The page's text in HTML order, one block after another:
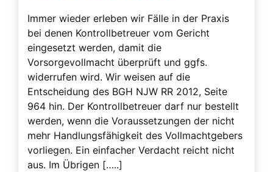
Immer wieder erleben wir Fälle in der Praxis
bei denen Kontrollbetreuer vom Gericht
eingesetzt werden, damit die
Vorsorgevollmacht überprüft und ggfs.
widerrufen wird. Wir weisen auf die
Entscheidung des BGH NJW RR 2012, Seite
964 hin. Der Kontrollbetreuer darf nur bestellt
werden, wenn die Voraussetzungen der nicht
mehr Handlungsfähigkeit des Vollmachtgebers
vorliegen. Ein einfacher Verdacht reicht nicht
aus. Im Übrigen […..]
Interne Anweisungen
Konten
Kontrollbetreuer
Kontrollbetreuung
Kurator
Missbrauch der Vorsorgevollmacht
Miterben